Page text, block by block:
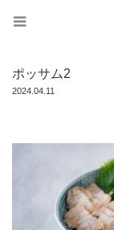
ポッサム2
2024.04.11